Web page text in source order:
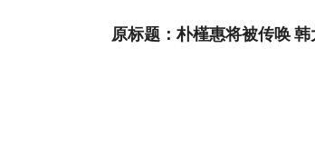
原标题：朴槿惠将被传唤